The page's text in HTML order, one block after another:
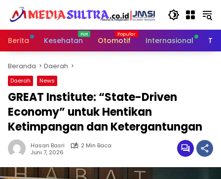
Langsung
konten
Berita
Kesehatan Otomotif Internasional
Beranda Daerah
Daerah News
GREAT Institute: “State-Driven
Economy” untuk Hentikan
Ketimpangan dan Ketergantungan
Hasan Basri
2 Min Baca
Juni 7, 2026